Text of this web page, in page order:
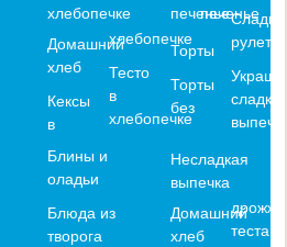
хлебопечке
Домашний
хлеб
Кексы
в
хлебопечке
Тесто
в
хлебопечке
Блины и
оладьи
Блюда из
творога
печеньепеченье
Торты
Торты
без
рулеты
Несладкая
выпечка
Домашний
хлеб
теста